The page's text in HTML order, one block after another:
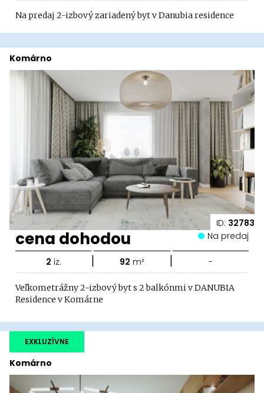
Na predaj 2-izbový zariadený byt v Danubia residence
ID: 32783
Komárno
cena dohodou Na predaj
2 iz. | 92 m² | -
Veľkometrážny 2-izbový byt s 2 balkónmi v DANUBIA
Residence v Komárne
Komárno
EXKLUZÍVNE